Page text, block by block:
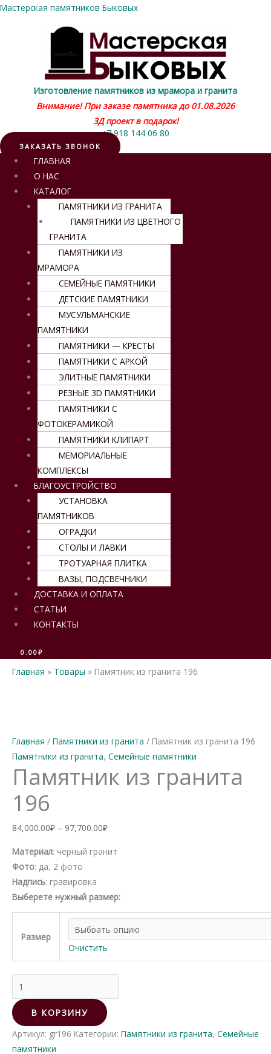
Мастерская памятников Быковых
Изготовление памятников из мрамора и гранита
Внимание! При заказе памятника до 01.08.2026
3Д проект в подарок!
+7 918 144 06 80
ЗАКАЗАТЬ ЗВОНОК
Меню
ГЛАВНАЯ
О НАС
КАТАЛОГ
ПАМЯТНИКИ ИЗ ГРАНИТА
ПАМЯТНИКИ ИЗ ЦВЕТНОГО
ГРАНИТА
ПАМЯТНИКИ ИЗ
МРАМОРА
СЕМЕЙНЫЕ ПАМЯТНИКИ
ДЕТСКИЕ ПАМЯТНИКИ
МУСУЛЬМАНСКИЕ
ПАМЯТНИКИ
ПАМЯТНИКИ — КРЕСТЫ
ПАМЯТНИКИ С АРКОЙ
ЭЛИТНЫЕ ПАМЯТНИКИ
РЕЗНЫЕ 3D ПАМЯТНИКИ
ПАМЯТНИКИ С
ФОТОКЕРАМИКОЙ
ПАМЯТНИКИ КЛИПАРТ
МЕМОРИАЛЬНЫЕ
КОМПЛЕКСЫ
БЛАГОУСТРОЙСТВО
УСТАНОВКА
ПАМЯТНИКОВ
ОГРАДКИ
СТОЛЫ И ЛАВКИ
ТРОТУАРНАЯ ПЛИТКА
ВАЗЫ, ПОДСВЕЧНИКИ
ДОСТАВКА И ОПЛАТА
СТАТЬИ
КОНТАКТЫ
0.00₽
Главная Товары Памятник из гранита 196
Главная / Памятники из гранита / Памятник из гранита 196
Памятники из гранита, Семейные памятники
Памятник из гранита
196
84,000.00₽ – 97,700.00₽Диапазон
84,000.00₽
Материал: черный гранит
Фото: да, 2 фото
Надпись: гравировка
Выберете нужный размер:
Размер
Очистить
Количество
товара
Памятник
из
гранита
В КОРЗИНУ
Артикул: gr196 Категории: Памятники из гранита, Семейные
памятники